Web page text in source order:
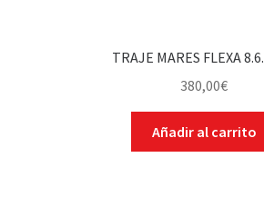
TRAJE MARES FLEXA
380,00€
Añadir al carrito